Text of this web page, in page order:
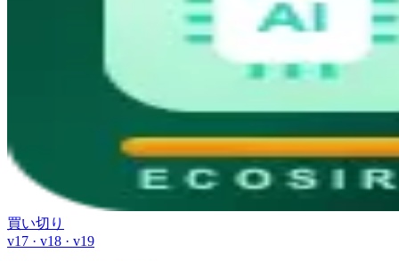
買い切り
v17 · v18 · v19